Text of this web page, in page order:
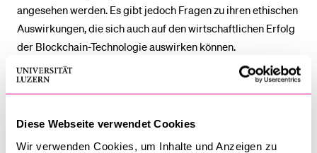
Diese Webseite verwendet Cookies
Wir verwenden Cookies, um Inhalte und Anzeigen zu
angesehen werden. Es gibt jedoch Fragen zu ihren ethischen
Auswirkungen, die sich auch auf den wirtschaftlichen Erfolg
der Blockchain-Technologie auswirken können.
Ziel dieser interdisziplinären Ringvorlesung ist es, die
zu identifizieren und zu diskutieren.